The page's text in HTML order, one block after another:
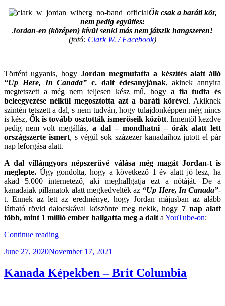
Ők csak a baráti kör,
nem pedig együttes:
Jordan-en (középen) kívül senki más nem játszik hangszeren!
(fotó: Clark W. / Facebook)
Történt ugyanis, hogy Jordan megmutatta a készítés alatt álló
“Up Here, In Canada” c. dalt édesanyjának, akinek annyira
megtetszett a még nem teljesen kész mű, hogy a fia tudta és
beleegyezése nélkül megosztotta azt a baráti körével. Akiknek
szintén tetszett a dal, s nem tudván, hogy tulajdonképpen még nincs
is kész,Ők is tovább osztották ismerőseik között. Innentől kezdve
pedig nem volt megállás, a dal – mondhatni – órák alatt lett
országszerte ismert, s végül sok százezer kanadaihoz jutott el pár
nap leforgása alatt.
A dal villámgyors népszerűvé válása még magát Jordan-t is
meglepte. Úgy gondolta, hogy a következő 1 év alatt jó lesz, ha
akad 5.000 internetező, aki meghallgatja ezt a nótáját. De a
kanadaiak pillanatok alatt megkedvelték az “Up Here, In Canada”-
t. Ennek az lett az eredménye, hogy Jordan májusban az alább
látható rövid dalocskával köszönte meg nekik, hogy 7 nap alatt
több, mint 1 millió ember hallgatta meg a dalt a YouTube-on:
Continue reading“Canada
2020”
Posted
June 27, 2020November 17, 2021
Kanada Képekben – Brit Columbia